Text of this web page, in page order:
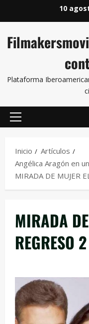
10
Plataforma
Inicio
Artículos
Angélica Aragón en
MIRADA DE MUJER
MIRADA
REGRESO 2